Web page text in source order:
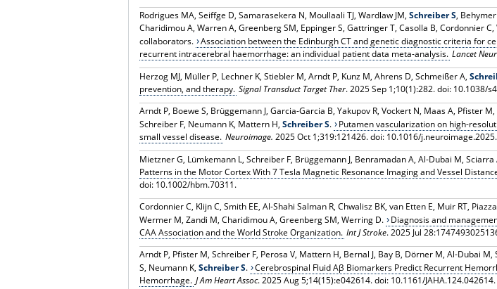
Rodrigues MA, Seiffge D, Samarasekera N, Moullaali TJ, Wardlaw JM,Schreiber S, Behymer
Charidimou A, Warren A, Greenberg SM, Eppinger S, Gattringer T, Casolla B, Cordonnier
collaborators. Association between the Edinburgh CT and genetic diagnostic criteria for
recurrent intracerebral haemorrhage: an individual patient data meta-analysis. Lancet
Herzog MJ, Müller P, Lechner K, Stiebler M, Arndt P, Kunz M, Ahrens D, Schmeißer A,
prevention, and therapy. Signal Transduct Target Ther. 2025 Sep 1;10(1):282. doi: 10.1038/
Arndt P, Boewe S, Brüggemann J, Garcia-Garcia B, Yakupov R, Vockert N, Maas A, Pfister
Schreiber F, Neumann K, Mattern H,Schreiber S.
Putamen vascularization on high-
small vessel disease. Neuroimage. 2025 Oct 1;319:121426. doi: 10.1016/
Mietzner G, Lümkemann L, Schreiber F, Brüggemann J, Benramadan A, Al-Dubai M, Sciarra
Patterns in the Motor Cortex With 7 Tesla Magnetic Resonance Imaging and Vessel
doi: 10.1002/hbm.70311.
Cordonnier C, Klijn C, Smith EE, Al-Shahi Salman R, Chwalisz BK, van Etten E, Muir RT,
Wermer M, Zandi M, Charidimou A, Greenberg SM, Werring D.
Diagnosis and
CAA Association and the World Stroke Organization. Int J Stroke. 2025 Jul
Arndt P, Pfister M, Schreiber F, Perosa V, Mattern H, Bernal J, Bay B, Dörner M, Al-Dubai
S, Neumann K,Schreiber S. Cerebrospinal Fluid Aβ Biomarkers Predict Recurrent
Hemorrhage. J Am Heart Assoc. 2025 Aug 5;14(15):e042614. doi: 10.1161/JAHA.124.042614.